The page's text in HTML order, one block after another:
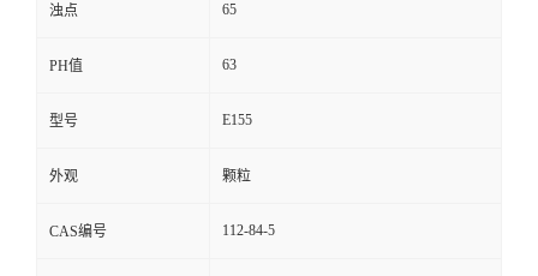
浊点 65
PH值 63
型号 E155
外观 颗粒
CAS编号 112-84-5